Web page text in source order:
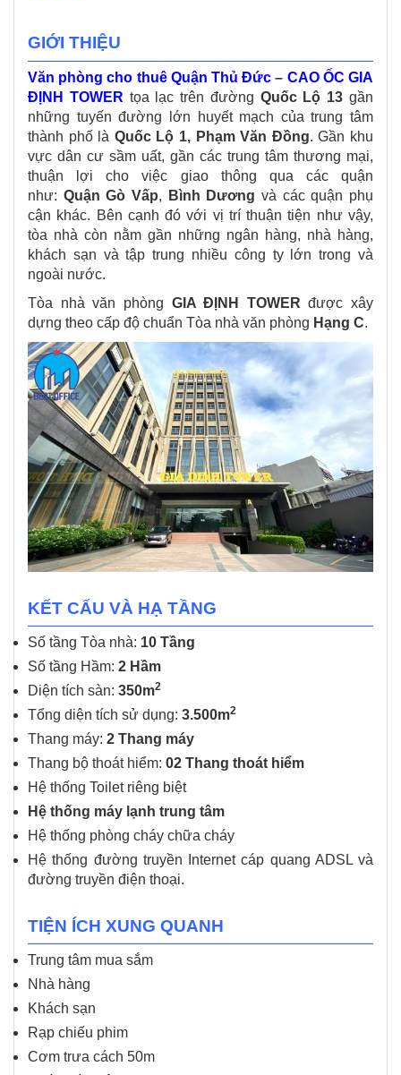
GIỚI THIỆU
Văn phòng cho thuê Quận Thủ Đức – CAO ỐC GIA
ĐỊNH TOWER tọa lạc trên đường Quốc Lộ 13 gần
những tuyến đường lớn huyết mạch của trung tâm
thành phố là Quốc Lộ 1, Phạm Văn Đồng. Gần khu
vực dân cư sầm uất, gần các trung tâm thương mại,
thuận lợi cho việc giao thông qua các quận
như: Quận Gò Vấp, Bình Dương và các quận phụ
cận khác. Bên cạnh đó với vị trí thuận tiện như vậy,
tòa nhà còn nằm gần những ngân hàng, nhà hàng,
khách sạn và tập trung nhiều công ty lớn trong và
ngoài nước.
Tòa nhà văn phòng GIA ĐỊNH TOWER được xây
dựng theo cấp độ chuẩn Tòa nhà văn phòng Hạng C.
KẾT CẤU VÀ HẠ TẦNG
Số tầng Tòa nhà: 10 Tầng
Số tầng Hầm: 2 Hầm
Diện tích sàn: 350m2
Tổng diện tích sử dụng: 3.500m2
Thang máy: 2 Thang máy
Thang bộ thoát hiểm: 02 Thang thoát hiểm
Hệ thống Toilet riêng biệt
Hệ thống máy lạnh trung tâm
Hệ thống phòng cháy chữa cháy
Hệ thống đường truyền Internet cáp quang ADSL và
đường truyền điện thoại.
TIỆN ÍCH XUNG QUANH
Trung tâm mua sắm
Nhà hàng
Khách sạn
Rạp chiếu phim
Cơm trưa cách 50m